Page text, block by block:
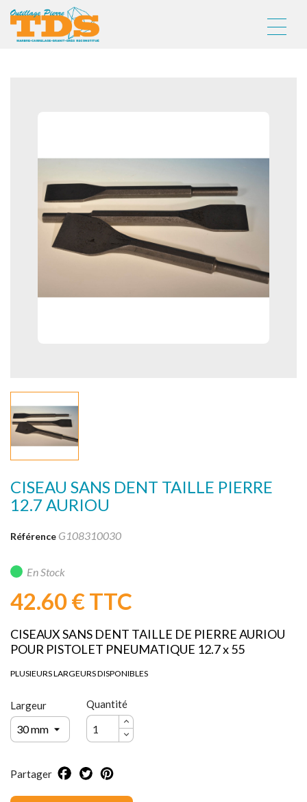
CISEAU SANS DENT TAILLE PIERRE
12.7 AURIOU
Référence G108310030
En Stock
42.60 €TTC
CISEAUX SANS DENT TAILLE DE PIERRE AURIOU
POUR PISTOLET PNEUMATIQUE 12.7 x 55
PLUSIEURS LARGEURS DISPONIBLES
Largeur Quantité
Partager